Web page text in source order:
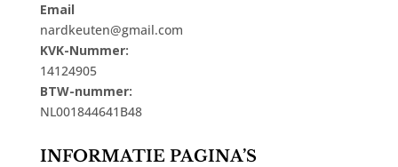
Email
nardkeuten@gmail.com
KVK-Nummer:
14124905
BTW-nummer:
NL001844641B48
INFORMATIE PAGINA’S